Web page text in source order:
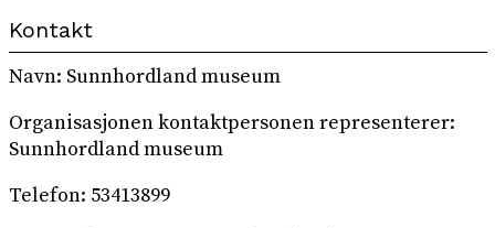
Kontakt
Navn: Sunnhordland museum
Organisasjonen kontaktpersonen representerer:
Sunnhordland museum
Telefon: 53413899